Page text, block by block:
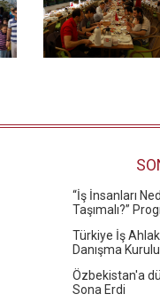
“İş İnsanları
Taşımalı?”
Türkiye İş
Danışma
Özbekistan'a
Sona Erdi